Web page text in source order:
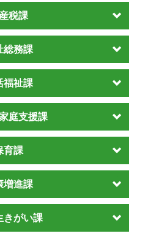
税課
総務課
福祉課
庭支援課
育課
増進課
きがい課